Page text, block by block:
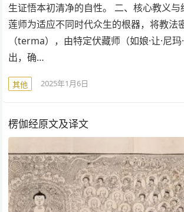
生证悟本初清净的自性。 二、核心教义与
莲师为适应不同时代众生的根器，将教法
（terma），由特定伏藏师（如娘·让·尼
出，确…
其他 2025年1月6日
楞伽经原文及译文